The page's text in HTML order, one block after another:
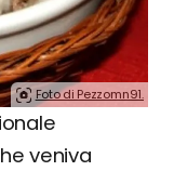
Foto di Pezzomn91.
veniva